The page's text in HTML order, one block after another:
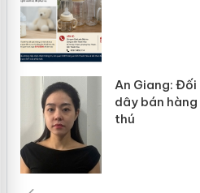
An Giang:
dây bán
thú